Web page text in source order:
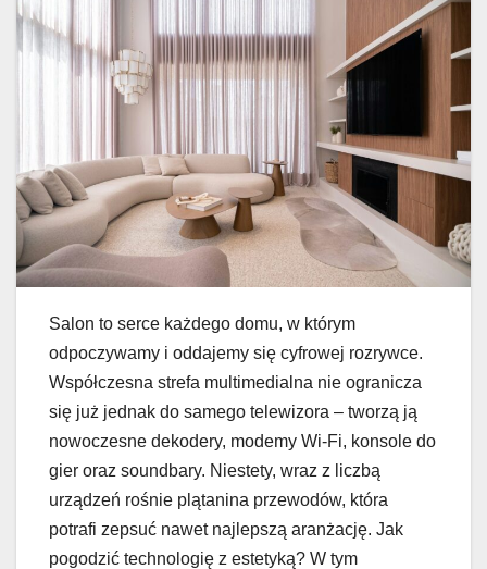
Salon to serce każdego domu, w którym
odpoczywamy i oddajemy się cyfrowej rozrywce.
Współczesna strefa multimedialna nie ogranicza
się już jednak do samego telewizora – tworzą ją
nowoczesne dekodery, modemy Wi-Fi, konsole do
gier oraz soundbary. Niestety, wraz z liczbą
urządzeń rośnie plątanina przewodów, która
potrafi zepsuć nawet najlepszą aranżację. Jak
pogodzić technologię z estetyką? W tym